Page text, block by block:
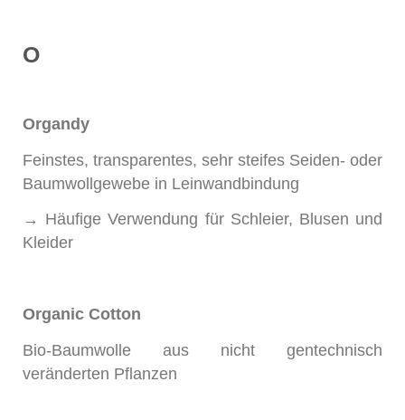
O
Organdy
Feinstes, transparentes, sehr steifes Seiden- oder
Baumwollgewebe in Leinwandbindung
→ Häufige Verwendung für Schleier, Blusen und
Kleider
Organic Cotton
Bio-Baumwolle aus nicht gentechnisch
veränderten Pflanzen